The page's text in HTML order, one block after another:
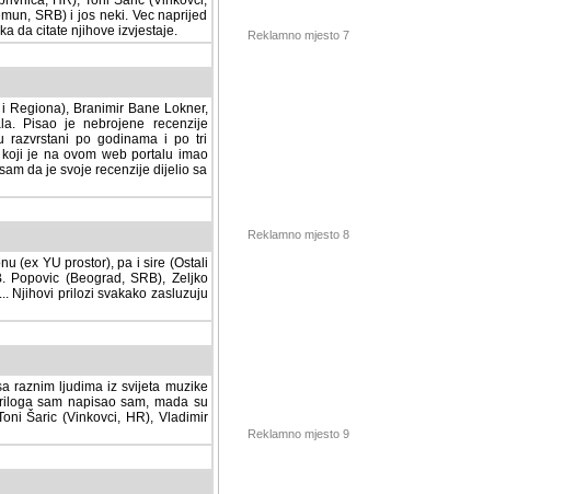
SRB) i jos neki. Vec naprijed
da citate njihove izvjestaje.
Regiona), Branimir Bane Lokner,
je nebrojene recenzije muzickih
po godinama i po tri osnovne
web portalu imao svoju rubriku.
recenzije dijelio sa svima vama,
(ex YU prostor), pa i sire (Ostali
(Beograd, SRB), Zeljko Milovic
prilozi svakako zasluzuju da se
raznim ljudima iz svijeta muzike
sam napisao sam, mada su
Šaric (Vinkovci, HR), Vladimir